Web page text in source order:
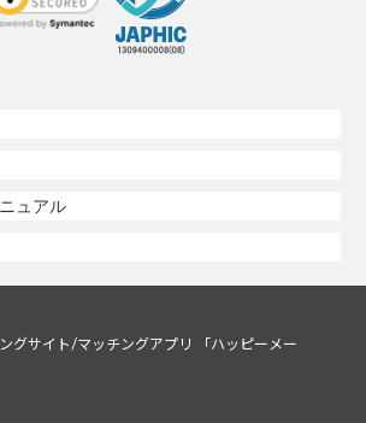
ュアル
グサイト/マッチングアプリ 「ハッピーメー